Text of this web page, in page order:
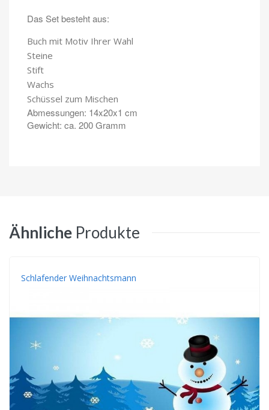
Das Set besteht aus:
Buch mit Motiv Ihrer Wahl
Steine
Stift
Wachs
Schüssel zum Mischen
Abmessungen: 14x20x1 cm
Gewicht: ca. 200 Gramm
Ähnliche Produkte
Schlafender Weihnachtsmann